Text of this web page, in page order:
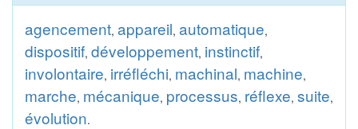
agencement, appareil, automatique,
dispositif, développement, instinctif,
involontaire, irréfléchi, machinal, machine,
marche, mécanique, processus, réflexe, suite,
évolution.